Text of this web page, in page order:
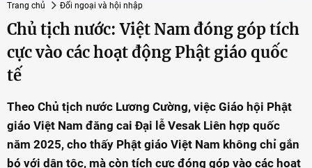
Trang chủ Đối ngoại và hội nhập
Chủ tịch nước: Việt Nam đóng góp tích
cực vào các hoạt động Phật giáo quốc
tế
Theo Chủ tịch nước Lương Cường, việc Giáo hội Phật
giáo Việt Nam đăng cai Đại lễ Vesak Liên hợp quốc
năm 2025, cho thấy Phật giáo Việt Nam không chỉ gắn
bó với dân tộc, mà còn tích cực đóng góp vào các hoạt